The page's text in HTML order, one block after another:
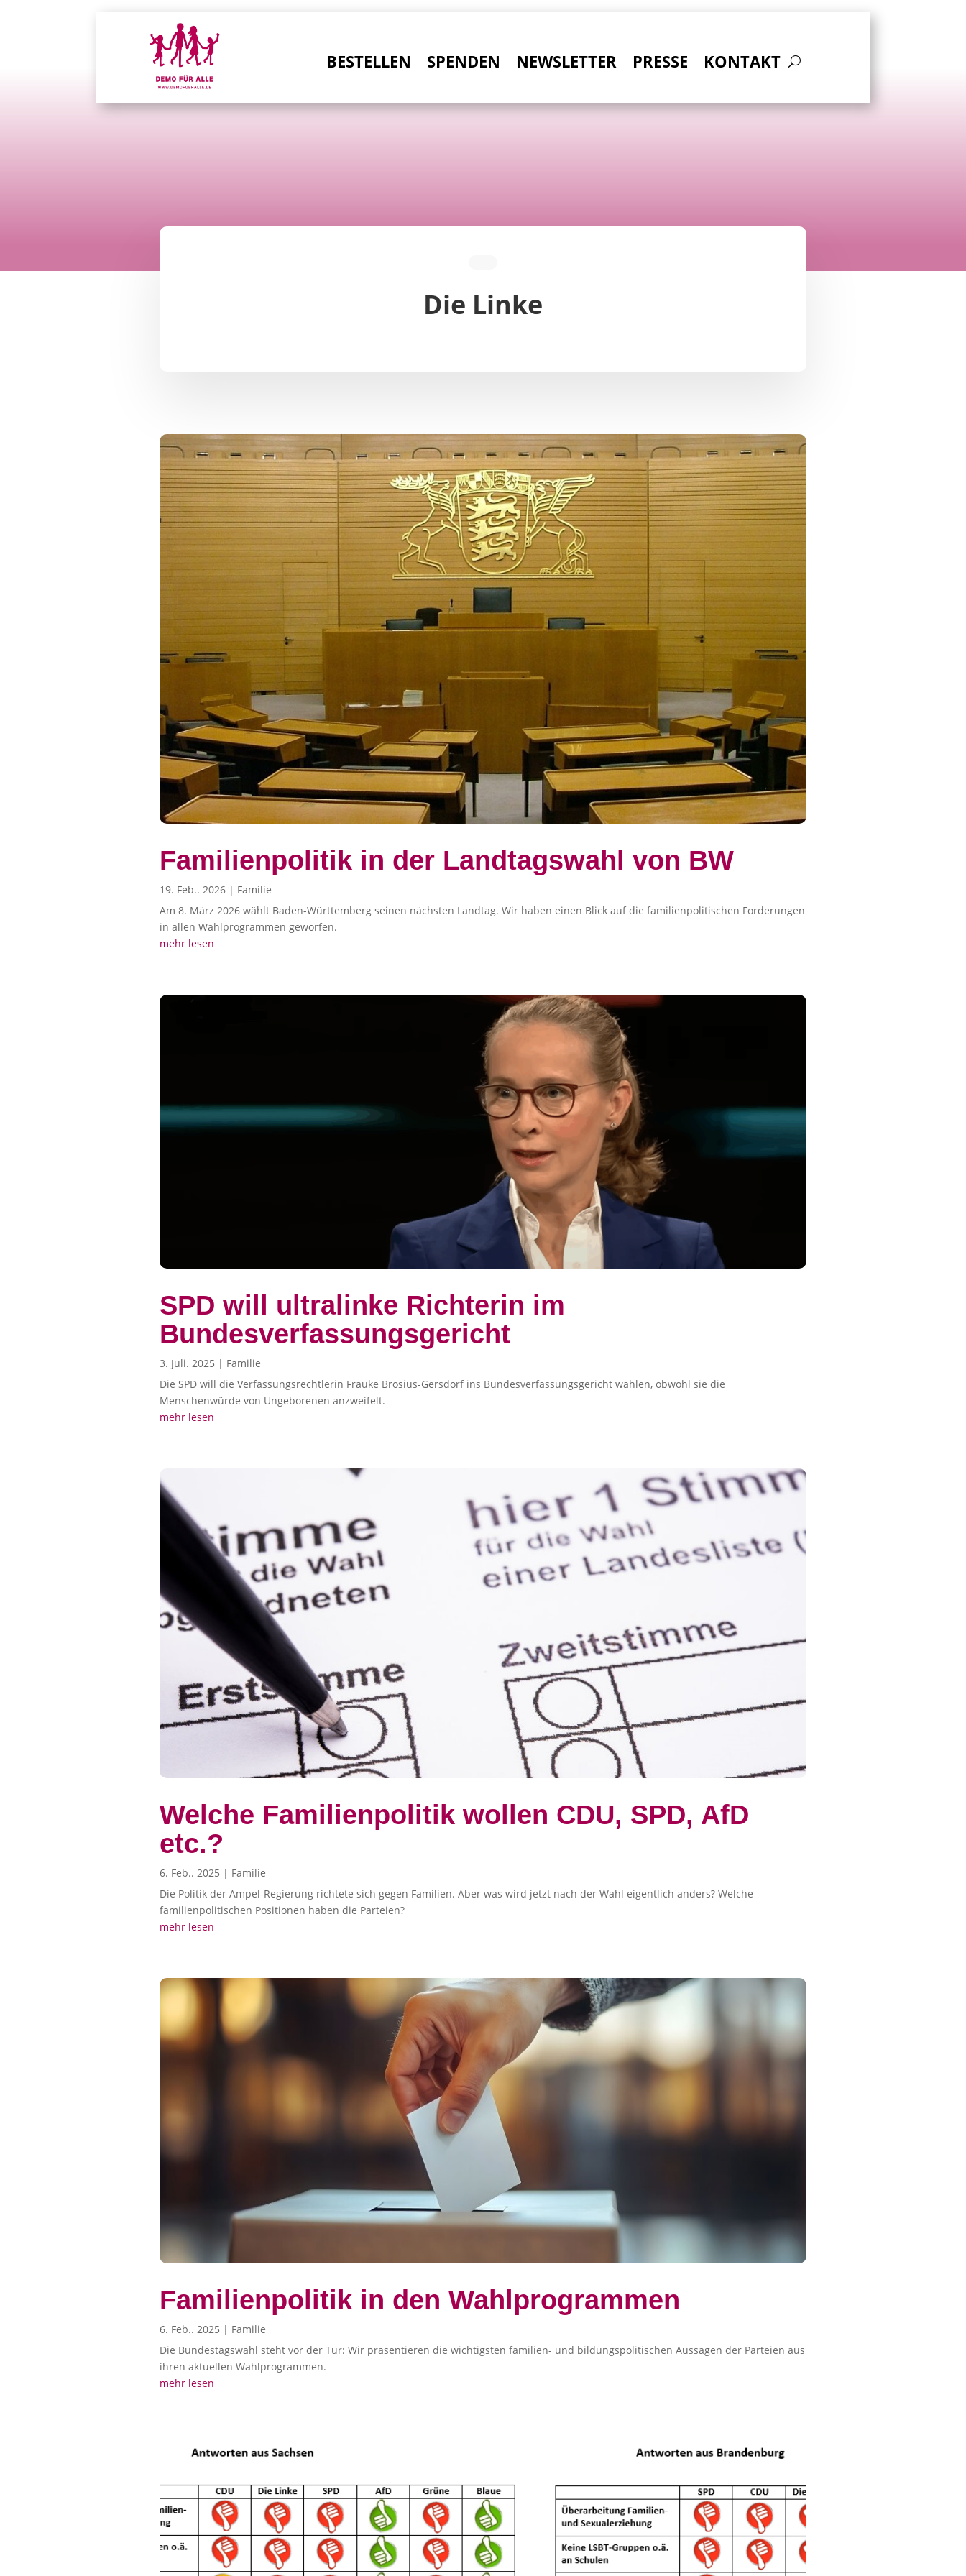
BESTELLEN SPENDEN NEWSLETTER PRESSE KONTAKT
Die Linke
Familienpolitik in der Landtagswahl von BW
19. Feb.. 2026 | Familie
Am 8. März 2026 wählt Baden-Württemberg seinen nächsten Landtag. Wir haben einen Blick auf die familienpolitischen Forderungen
in allen Wahlprogrammen geworfen.
mehr lesen
SPD will ultralinke Richterin im
Bundesverfassungsgericht
3. Juli. 2025 | Familie
Die SPD will die Verfassungsrechtlerin Frauke Brosius-Gersdorf ins Bundesverfassungsgericht wählen, obwohl sie die
Menschenwürde von Ungeborenen anzweifelt.
mehr lesen
Welche Familienpolitik wollen CDU, SPD, AfD
etc.?
6. Feb.. 2025 | Familie
Die Politik der Ampel-Regierung richtete sich gegen Familien. Aber was wird jetzt nach der Wahl eigentlich anders? Welche
familienpolitischen Positionen haben die Parteien?
mehr lesen
Familienpolitik in den Wahlprogrammen
6. Feb.. 2025 | Familie
Die Bundestagswahl steht vor der Tür: Wir präsentieren die wichtigsten familien- und bildungspolitischen Aussagen der Parteien aus
ihren aktuellen Wahlprogrammen.
mehr lesen